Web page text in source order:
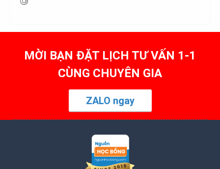
MỜI BẠN ĐẶT LỊCH TƯ VẤN 1-1
CÙNG CHUYÊN GIA
ZALO ngay